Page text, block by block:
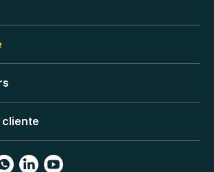
cliente